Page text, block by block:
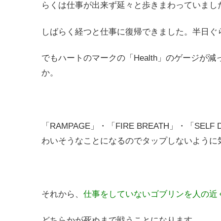
らくは仕事が出来ず延々と歩きまわっていまし
しばらく経つと仕事に復帰できました。半日
でもハートのマークの「Health」のゲージが
か。
「RAMPAGE」・「FIRE BREATH」・「
わいそうなことになるのでタップしないよう
それから、 仕事をしていないゴブリンを人の近